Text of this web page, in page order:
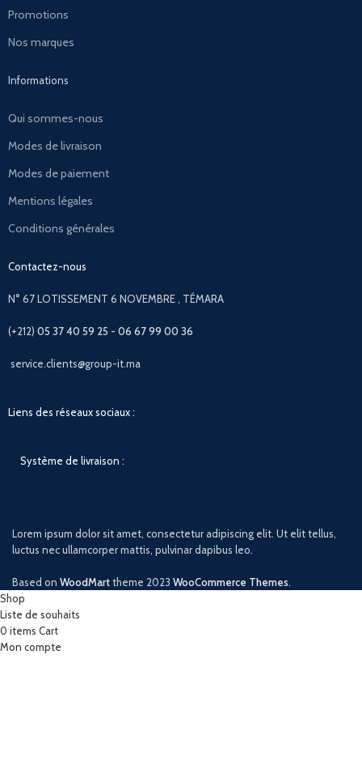
Promotions
Nos marques
Informations
Qui sommes-nous
Modes de livraison
Modes de paiement
Mentions légales
Conditions générales
Contactez-nous
N° 67 LOTISSEMENT 6 NOVEMBRE , TÉMARA
(+212)05 37 40 59 25 - 06 67 99 00 36
service.clients@group-it.ma
Liens des réseaux sociaux :
Système de livraison :
Lorem ipsum dolor sit amet, consectetur adipiscing elit. Ut elit tellus,
luctus nec ullamcorper mattis, pulvinar dapibus leo.
Based on WoodMarttheme 2023 WooCommerce Themes.
Shop
Liste de souhaits
0 items Cart
Mon compte